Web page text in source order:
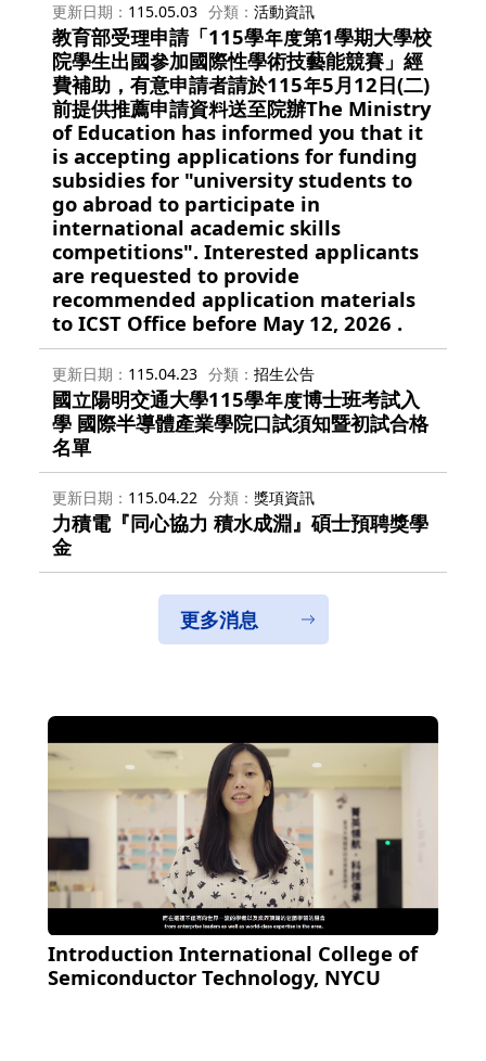
更新日期 115.05.03 分類 活動資訊
教育部受理申請「115學年度第1學期大學校
院學生出國參加國際性學術技藝能競賽」經
費補助，有意申請者請於115年5月12日(二)
前提供推薦申請資料送至院辦The Ministry
of Education has informed you that it
is accepting applications for funding
subsidies for "university students to
go abroad to participate in
international academic skills
competitions". Interested applicants
are requested to provide
recommended application materials
to ICST Office before May 12, 2026 .
更新日期 115.04.23 分類 招生公告
國立陽明交通大學115學年度博士班考試入
學 國際半導體產業學院口試須知暨初試合格
名單
更新日期 115.04.22 分類 獎項資訊
力積電『同心協力 積水成淵』碩士預聘獎學
金
更多消息
Introduction International College of
Semiconductor Technology, NYCU